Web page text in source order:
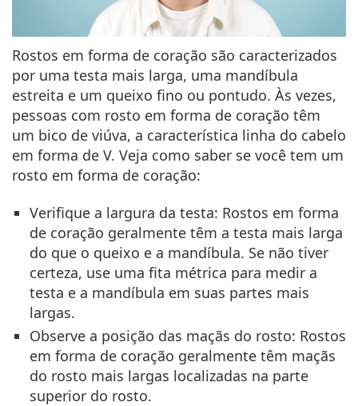
Rostos em forma de coração são caracterizados
por uma testa mais larga, uma mandíbula
estreita e um queixo fino ou pontudo. Às vezes,
pessoas com rosto em forma de coração têm
um bico de viúva, a característica linha do cabelo
em forma de V. Veja como saber se você tem um
rosto em forma de coração:
Verifique a largura da testa: Rostos em forma
de coração geralmente têm a testa mais larga
do que o queixo e a mandíbula. Se não tiver
certeza, use uma fita métrica para medir a
testa e a mandíbula em suas partes mais
largas.
Observe a posição das maçãs do rosto: Rostos
em forma de coração geralmente têm maçãs
do rosto mais largas localizadas na parte
superior do rosto.